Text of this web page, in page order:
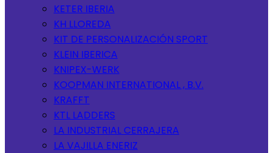
KETER IBERIA
KH LLOREDA
KIT DE PERSONALIZACIÓN SPORT
KLEIN IBERICA
KNIPEX-WERK
KOOPMAN INTERNATIONAL , B.V.
KRAFFT
KTL LADDERS
LA INDUSTRIAL CERRAJERA
LA VAJILLA ENERIZ